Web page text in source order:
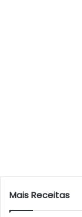
Mais Receitas